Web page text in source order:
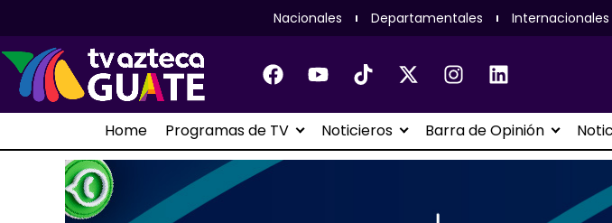
Nacionales Departamentales Internacionales
Home Programas de TV Noticieros Barra de Opinión